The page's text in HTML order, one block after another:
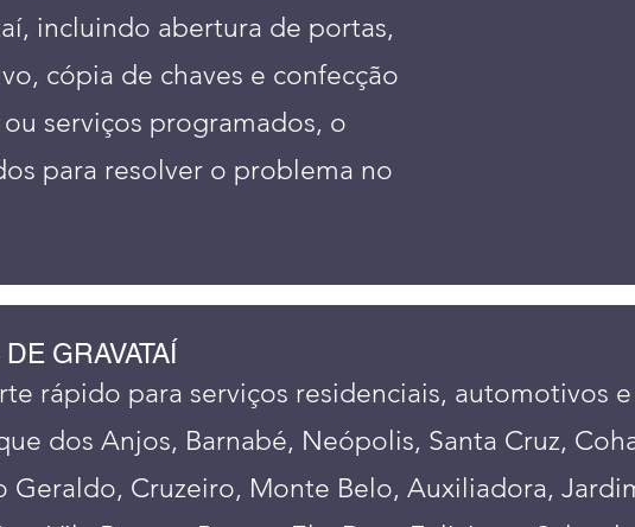
incluindo abertura de portas,
cópia de chaves e confecção
serviços programados, o
para resolver o problema no
GRAVATAÍ
rápido para serviços residenciais, automotivos e
dos Anjos, Barnabé, Neópolis, Santa Cruz,
Geraldo, Cruzeiro, Monte Belo, Auxiliadora,